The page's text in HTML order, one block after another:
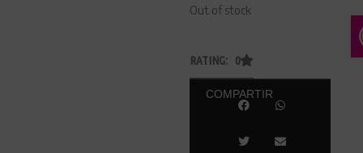
Out of stock
RATING: 0
COMPARTIR